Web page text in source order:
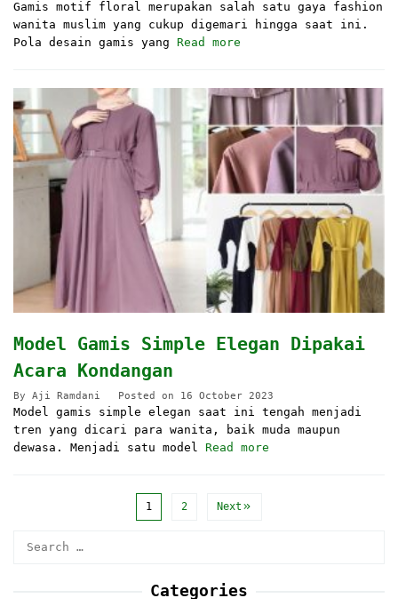
Gamis motif floral merupakan salah satu gaya fashion
wanita muslim yang cukup digemari hingga saat ini.
Pola desain gamis yang Read more
Model Gamis Simple Elegan Dipakai
Acara Kondangan
By Aji Ramdani Posted on 16 October 2023
Model gamis simple elegan saat ini tengah menjadi
tren yang dicari para wanita, baik muda maupun
dewasa. Menjadi satu model Read more
1 2 Next
Categories